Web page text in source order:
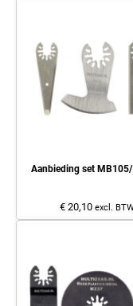
Aanbieding set
€ 20,10 excl.